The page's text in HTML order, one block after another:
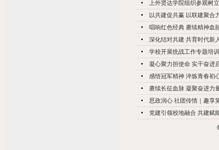
上外贤达学院组织参观树
以共建促共赢 以联建聚
唱响红色经典 赓续精神
深化结对共建 共育时代
学校开展统战工作专题培训
凝心聚力担使命 实干奋进
感悟冠军精神 淬炼青春
赓续长征血脉 凝聚奋进
思政润心 社团传情｜趣享
党建引领校地融合 共建